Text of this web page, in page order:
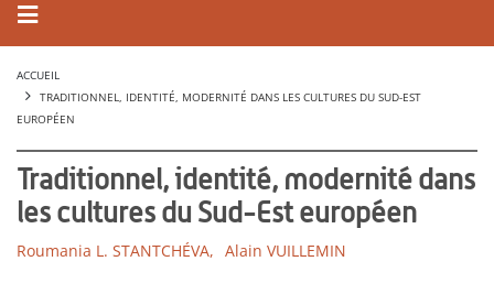
ACCUEIL
TRADITIONNEL, IDENTITÉ, MODERNITÉ DANS LES CULTURES DU SUD-EST
EUROPÉEN
Traditionnel, identité, modernité dans
les cultures du Sud-Est européen
Roumania L. STANTCHÉVA, Alain VUILLEMIN